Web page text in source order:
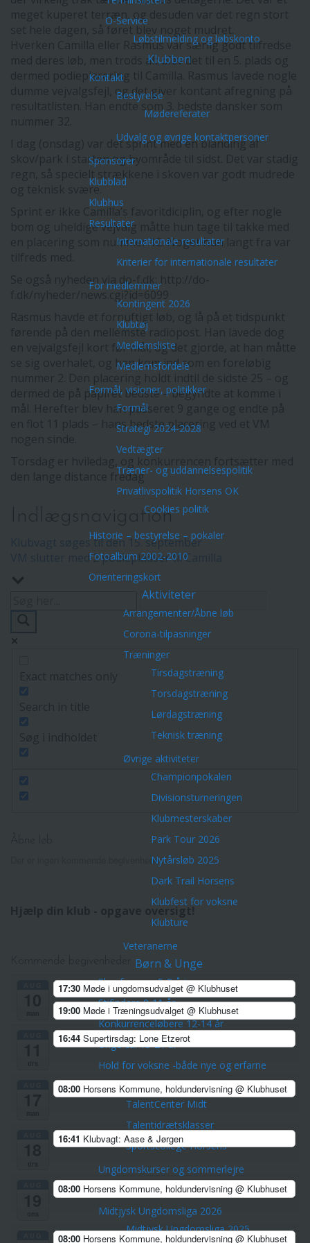
O-Service
Løbstilmelding og løbskonto
Klubben
Kontakt
Bestyrelse
Mødereferater
Udvalg og øvrige kontaktpersoner
Sponsorer
Klubblad
Klubhus
Resultater
Internationale resultater
Kriterier for internationale resultater
For medlemmer
Kontingent 2026
Klubtøj
Medlemsliste
Medlemsfordele
Formål, visioner, politikker
Formål
Strategi 2024-2028
Vedtægter
Træner- og uddannelsespolitik
Privatlivspolitik Horsens OK
Cookies politik
Historie – bestyrelse – pokaler
Fotoalbum 2002-2010
Orienteringskort
Aktiviteter
Arrangementer/Åbne løb
Corona-tilpasninger
Træninger
Tirsdagstræning
Torsdagstræning
Lørdagstræning
Teknisk træning
Øvrige aktiviteter
Championpokalen
Divisionsturneringen
Klubmesterskaber
Park Tour 2026
Nytårsløb 2025
Dark Trail Horsens
Klubfest for voksne
Klubture
Veteranerne
Børn & Unge
Skovfræsere 5-8 årige
Stifindere 9-11 år
Konkurrenceløbere 12-14 år
Unge ca. 15-21 år
Hold for voksne -både nye og erfarne
Talentudviking
TalentCenter Midt
Talentidrætsklasser
Sportscollege Horsens
Ungdomskurser og sommerlejre
Kreds Ungdoms Match
Midtjysk Ungdomsliga 2026
Midtjysk Ungdomsliga 2025
meget kuperet terræn, og desuden var det regn stort
Hverken Camilla eller Rasmus var særlig godt tilfredse
med deres løb, men trods alt blev det til en 5. plads og
dermed podieplacering til Camilla. Rasmus lavede nogle
dumme vejvalgsfejl, og det giver kontant afregning på
resultatlisten. Han endte som 3. bedste dansker som
I dag (onsdag) var det sprint med en blanding af
skov/park i starten og byområde til sidst. Det var stadig
regn, så specielt strækkene i skoven var godt mudrede
og teknisk svære.
bom og uheldige vejvalg måtte hun tage til takke med
en placering som nummer 12. Noget hun langt fra var
Se også nyheden via do-f.dk: http://do-
Rasmus havde et fornuftigt løb, og lå på et tidspunkt
førende på den mellemste radiopost. Han lavede dog
en vejvalgsfejl kort før mål, og det gjorde, at han måtte
se sig overhalet, og han kom ind som en foreløbig
dermed de på papiret bedste – begyndte at komme i
mål. Herefter blev han passeret 9 gange og endte på
en flot 11 plads – hans bedste placering ved et VM
den lange distance fredag
Indlægsnavigation
Klubvagt søges til den 15. september
VM slutter med 2 podiepladser til Camilla
Der er ingen kommende begivenheder.
17:30 Møde i ungdomsudvalget @ Klubhuset
19:00 Møde i Træningsudvalget @ Klubhuset
16:44 Supertirsdag: Lone Etzerot
08:00 Horsens Kommune, holdundervisning @ Klubhuset
16:41 Klubvagt: Aase & Jørgen
08:00 Horsens Kommune, holdundervisning @ Klubhuset
08:00 Horsens Kommune, holdundervisning @ Klubhuset